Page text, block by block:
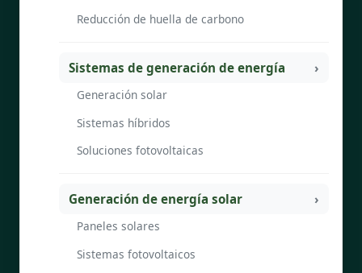
Reducción de huella de carbono
Sistemas de generación de energía
Generación solar
Sistemas híbridos
Soluciones fotovoltaicas
Generación de energía solar
Paneles solares
Sistemas fotovoltaicos